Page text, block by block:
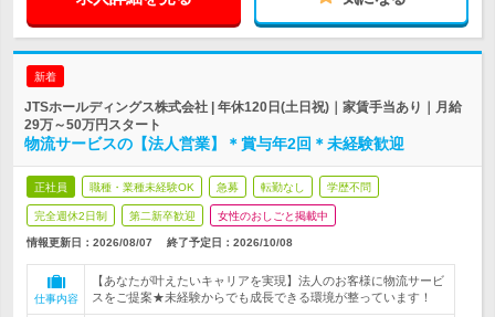
新着
JTSホールディングス株式会社 | 年休120日(土日祝)｜家賃手当あり｜月給
29万～50万円スタート
物流サービスの【法人営業】＊賞与年2回＊未経験歓迎
正社員 職種・業種未経験OK 急募 転勤なし 学歴不問
完全週休2日制 第二新卒歓迎 女性のおしごと掲載中
情報更新日：2026/08/07 終了予定日： 2026/10/08
仕事内容
【あなたが叶えたいキャリアを実現】法人のお客様に物流サービ
スをご提案★未経験からでも成長できる環境が整っています！